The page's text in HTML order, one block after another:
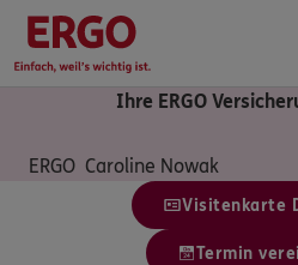
Ihre ERGO
ERGO  Caroline Nowak
Visitenkarte
Termin